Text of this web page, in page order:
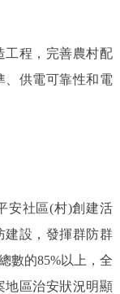
程，完善農村配
、供電可靠性和電
社區(村)創建活
建設，發揮群防群
數的85%以上，全
地區治安狀況明顯